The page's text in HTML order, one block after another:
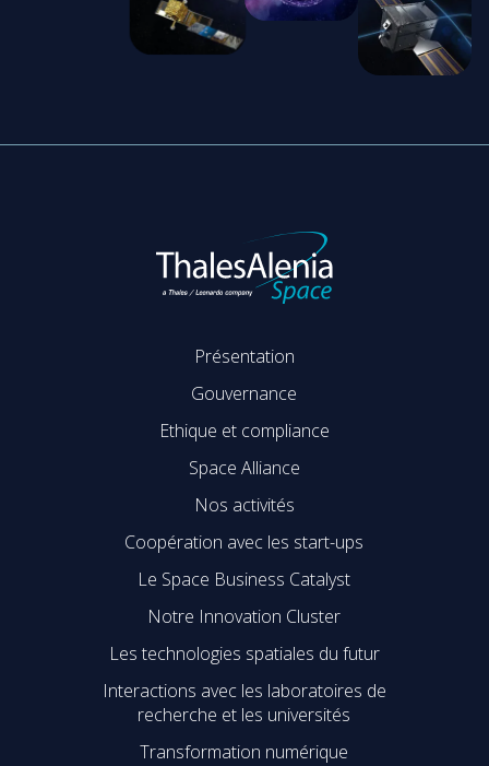
Présentation
Gouvernance
Ethique et compliance
Space Alliance
Nos activités
Coopération avec les start-ups
Le Space Business Catalyst
Notre Innovation Cluster
Les technologies spatiales du futur
Interactions avec les laboratoires de
recherche et les universités
Transformation numérique